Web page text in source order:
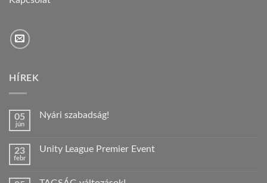
HÍREK
05
jún
Nyári szabadság!
Nyári
23
febr
Unity League Premier Event